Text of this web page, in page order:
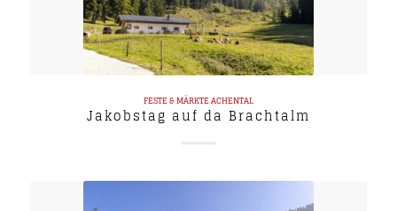
FESTE & MÄRKTEACHENTAL
Jakobstag auf da Brachtalm